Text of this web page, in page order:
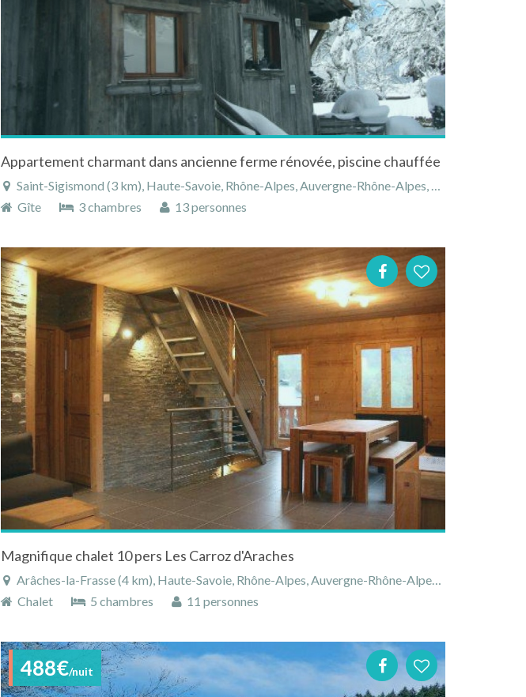
Appartement charmant dans ancienne ferme rénovée, piscine chauffée
Saint-Sigismond (3 km), Haute-Savoie, Rhône-Alpes, Auvergne-Rhône-Alpes, France
Gîte
3 chambres 13 personnes
Magnifique chalet 10 pers Les Carroz d'Araches
Arâches-la-Frasse (4 km), Haute-Savoie, Rhône-Alpes, Auvergne-Rhône-Alpes, France
Chalet
5 chambres 11 personnes
488€/nuit